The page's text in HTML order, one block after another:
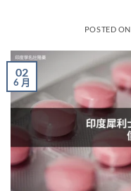
POSTED ON
02
6 月